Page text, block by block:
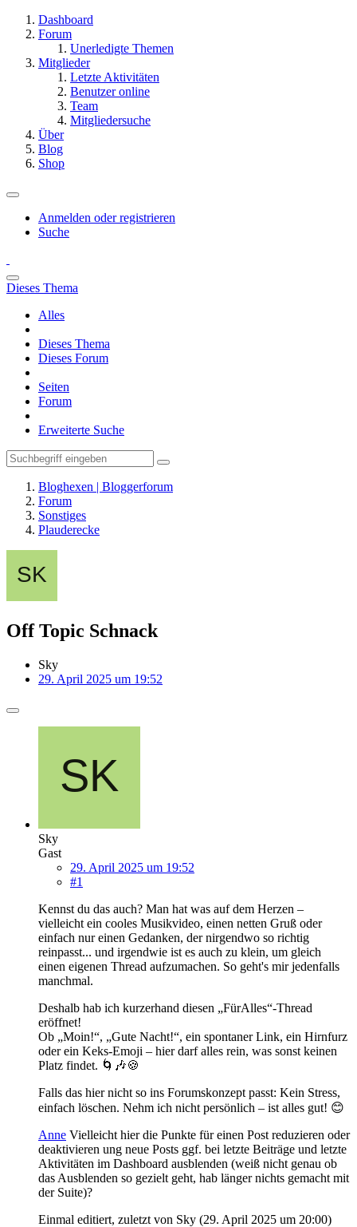
Dashboard
Forum
Unerledigte Themen
Mitglieder
Letzte Aktivitäten
Benutzer online
Team
Mitgliedersuche
Über
Blog
Shop
Anmelden oder registrieren
Suche
Dieses Thema
Alles
Dieses Thema
Dieses Forum
Seiten
Forum
Erweiterte Suche
Bloghexen | Bloggerforum
Forum
Sonstiges
Plauderecke
Off Topic Schnack
Sky
29. April 2025 um 19:52
Sky
Gast
29. April 2025 um 19:52
#1
Kennst du das auch? Man hat was auf dem Herzen –
vielleicht ein cooles Musikvideo, einen netten Gruß oder
einfach nur einen Gedanken, der nirgendwo so richtig
reinpasst... und irgendwie ist es auch zu klein, um gleich
einen eigenen Thread aufzumachen. So geht's mir jedenfalls
manchmal.
Deshalb hab ich kurzerhand diesen „FürAlles“-Thread
eröffnet!
Ob „Moin!“, „Gute Nacht!“, ein spontaner Link, ein Hirnfurz
oder ein Keks-Emoji – hier darf alles rein, was sonst keinen
Platz findet. 🌀🎶🍪
Falls das hier nicht so ins Forumskonzept passt: Kein Stress,
einfach löschen. Nehm ich nicht persönlich – ist alles gut! 😊
Anne Vielleicht hier die Punkte für einen Post reduzieren oder
deaktivieren ung neue Posts ggf. bei letzte Beiträge und letzte
Aktivitäten im Dashboard ausblenden (weiß nicht genau ob
das Ausblenden so gezielt geht, hab länger nichts gemacht mit
der Suite)?
Einmal editiert, zuletzt von Sky (29. April 2025 um 20:00)